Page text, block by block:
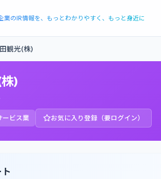
業のIR情報を、もっとわかりやすく、もっと身近に
観光(株)
)
ービス業 お気に入り登録（要ログイン）